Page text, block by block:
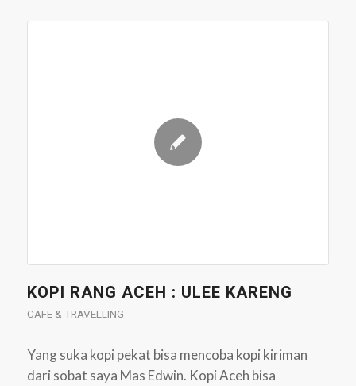
KOPI RANG ACEH : ULEE KARENG
CAFE & TRAVELLING
Yang suka kopi pekat bisa mencoba kopi kiriman
dari sobat saya Mas Edwin. Kopi Aceh bisa